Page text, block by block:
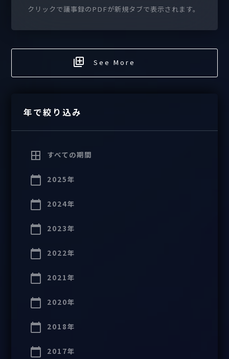
クリックで議事録のPDFが新規タブで表示されます。
See More
年で絞り込み
すべての期間
2025年
2024年
2023年
2022年
2021年
2020年
2018年
2017年